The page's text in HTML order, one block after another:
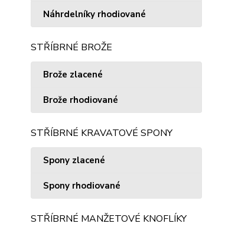
Náhrdelníky rhodiované
STŘÍBRNÉ BROŽE
Brože zlacené
Brože rhodiované
STŘÍBRNÉ KRAVATOVÉ SPONY
Spony zlacené
Spony rhodiované
STŘÍBRNÉ MANŽETOVÉ KNOFLÍKY